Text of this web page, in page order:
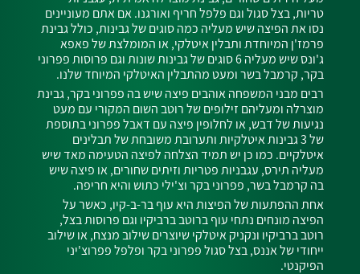
טריות, בצל סגול וגם פלפל חריף ואורגנו. אם אתם מעוניינים
נסו את הפיצה שיש מעליה כמה סוגים של גבינות, כולל גבינת
פרמז'ן המיוחדת ותבלין איטלקי, או המומלצת של פאפא
ג'ונס שיש מעליה 6 סוגים של גבינות שונות וגם פרוסות פפרוני
בקר, קרמבל בשר ומעט מהתבלין האיטלקי המיוחד שלנו.
רבים מבני המשפחה אוהבים פיצה שיש בה פפרוני בקר, גבינת
מוצרלה ומעליהם זילופים של רוטב השום המקורי עם מעט
נגיעות של דבש, או לחלופין פיצה עם דאבל פפרוני בתוספת
של 3 גבינות איטלקיות ותערובת משובחת של תבלינים
איטלקיים. כמו כן יש תמיד הצלחה לפיצה הטעימה מאד שיש
מעליה תירס, עגבניות פטריות וזיתים שחורים, או פיצה שיש
בה קרמבל בשר, פפרוני בקר וצ'ילי כתוש והיא חריפה.
אחת ההפתעות של הפיצות היא עוף בר-ב-קיו, כאשר על
הפיצה מונחים נתחי עוף ברוטב ברביקיו וגם פרוסות בצל,
רוטב ברביקיו ונקניק איטלקי שיוצרים שילוב מנצח, או שילוב
ייחודי של אננס, בצל סגול פפרוני בקר ופלפל פפרוצ'יני
הפיקנטי.